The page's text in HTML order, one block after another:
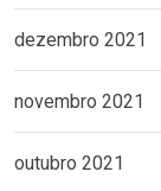
dezembro 2021
novembro 2021
outubro 2021